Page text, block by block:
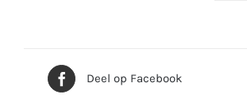
Deel op Facebook